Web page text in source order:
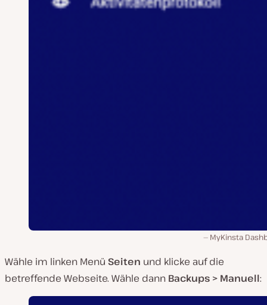
MyKinsta
Wähle im linken Menü Seiten und klicke auf die
betreffende Webseite. Wähle dann Backups > Manuell: